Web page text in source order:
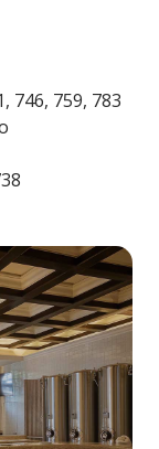
746, 759, 783